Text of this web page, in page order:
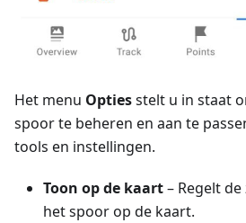
Het menu Optiesstelt u in staat
spoor te beheren en aan te
tools en instellingen.
Toon op de kaart– Regelt
het spoor op de kaart.